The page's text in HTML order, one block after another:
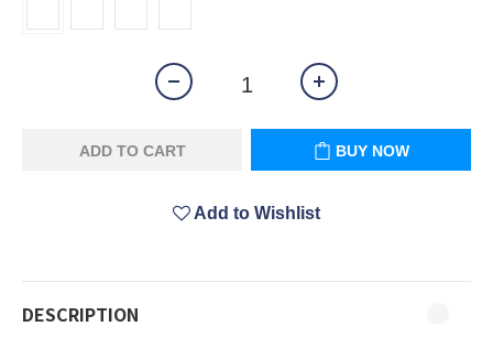
ADD TO CART BUY NOW
Add to Wishlist
DESCRIPTION